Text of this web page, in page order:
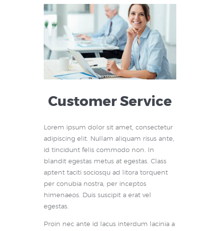
Customer Service
Lorem ipsum dolor sit amet, consectetur
adipiscing elit. Nullam aliquam risus ante,
id tincidunt felis commodo non. In
blandit egestas metus at egestas. Class
aptent taciti sociosqu ad litora torquent
per conubia nostra, per inceptos
himenaeos. Duis suscipit a erat vel
egestas.
Proin nec ante id lacus interdum lacinia a